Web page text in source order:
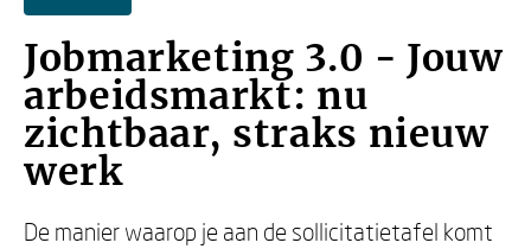
Jobmarketing 3.0 - Jouw
arbeidsmarkt: nu
zichtbaar, straks nieuw
werk
De manier waarop je aan de sollicitatietafel komt